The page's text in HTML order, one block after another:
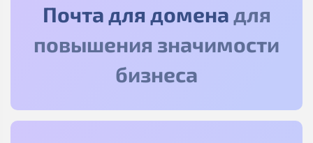
Почта для доменадля
повышения значимости
бизнеса